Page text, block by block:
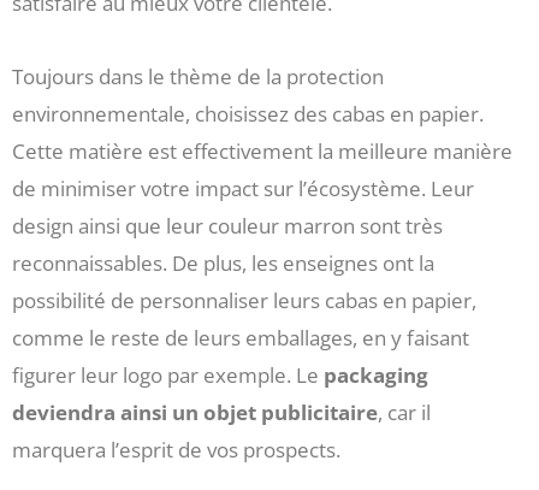
Toujours dans le thème de la protection
environnementale, choisissez des cabas en papier.
Cette matière est effectivement la meilleure manière
de minimiser votre impact sur l’écosystème. Leur
design ainsi que leur couleur marron sont très
reconnaissables. De plus, les enseignes ont la
possibilité de personnaliser leurs cabas en papier,
comme le reste de leurs emballages, en y faisant
figurer leur logo par exemple. Le packaging
deviendra ainsi un objet publicitaire, car il
marquera l’esprit de vos prospects.